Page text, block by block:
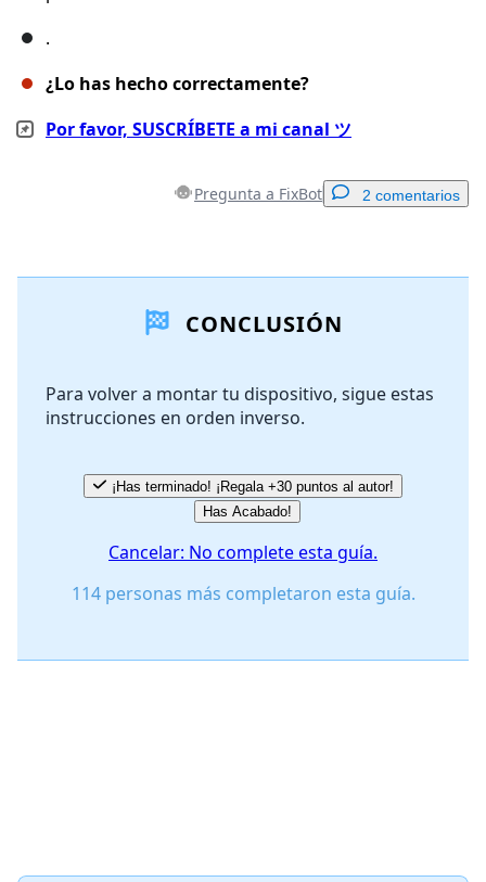
.
¿Lo has hecho correctamente?
Por favor, SUSCRÍBETE a mi canal ツ
Pregunta a FixBot 2 comentarios
Agregar Comentario
Cancelar
CONCLUSIÓN
Para volver a montar tu dispositivo, sigue estas
instrucciones en orden inverso.
¡Has terminado! ¡Regala +30 puntos al autor!
Has Acabado!
Cancelar: No complete esta guía.
114 personas más completaron esta guía.